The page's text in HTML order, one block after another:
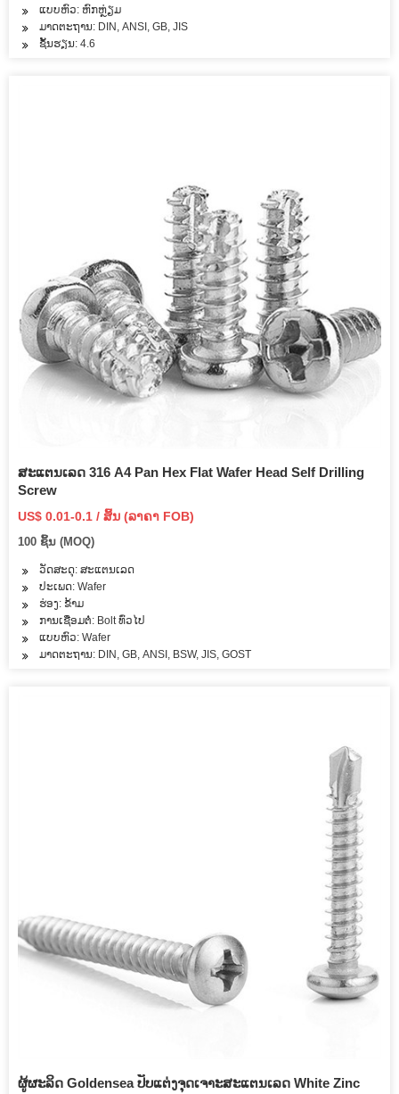
ແບບຫົວ: ຫົກຫຼ່ຽມ
ມາດຕະຖານ: DIN, ANSI, GB, JIS
ຊັ້ນຮຽນ: 4.6
ສະແຕນເລດ 316 A4 Pan Hex Flat Wafer Head Self Drilling
Screw
US$ 0.01-0.1 / ສິ້ນ (ລາຄາ FOB)
100 ຊິ້ນ (MOQ)
ວັດສະດຸ: ສະແຕນເລດ
ປະເພດ: Wafer
ຮ່ອງ: ຂ້າມ
ການເຊື່ອມຕໍ່: Bolt ທົ່ວໄປ
ແບບຫົວ: Wafer
ມາດຕະຖານ: DIN, GB, ANSI, BSW, JIS, GOST
ຜູ້ຜະລິດ Goldensea ປັບແຕ່ງຈຸດເຈາະສະແຕນເລດ White Zinc